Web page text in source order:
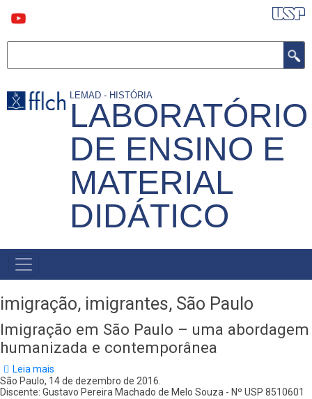
para
conteúdo
LEMAD - HISTÓRIA
LABORATÓRIO
DE ENSINO E
MATERIAL
DIDÁTICO
MAIN
NAVIGATION
imigração, imigrantes, São Paulo
Imigração em São Paulo – uma abordagem
humanizada e contemporânea
Leia mais
Imigração
em
São Paulo, 14 de dezembro de 2016.
Discente: Gustavo Pereira Machado de Melo Souza - Nº USP 8510601